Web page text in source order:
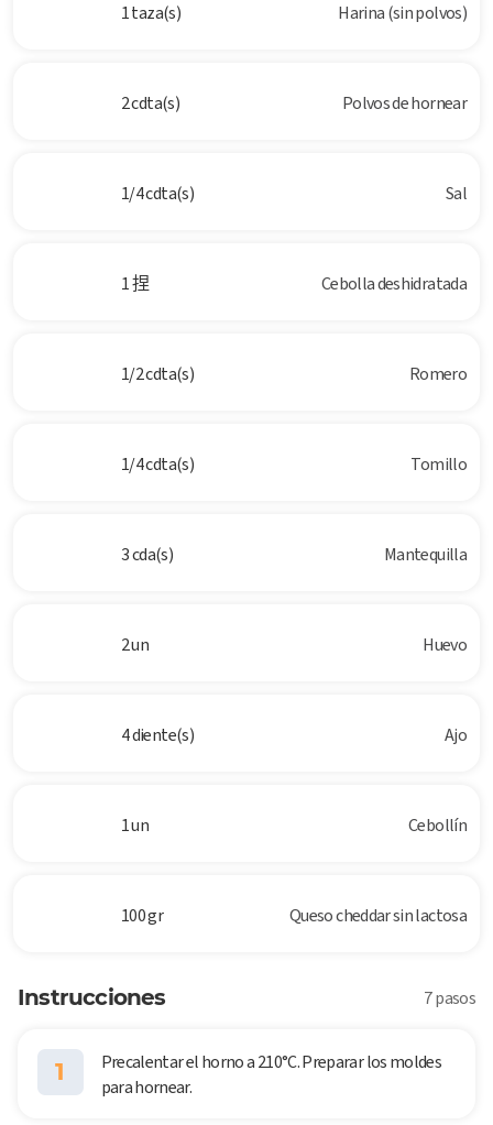
1 taza(s) Harina (sin polvos)
2 cdta(s) Polvos de hornear
1/4 cdta(s) Sal
1 捏 Cebolla deshidratada
1/2 cdta(s) Romero
1/4 cdta(s) Tomillo
3 cda(s) Mantequilla
2 un Huevo
4 diente(s) Ajo
1 un Cebollín
100 gr Queso cheddar sin lactosa
Instrucciones 7 pasos
1
Precalentar el horno a 210°C. Preparar los moldes
para hornear.